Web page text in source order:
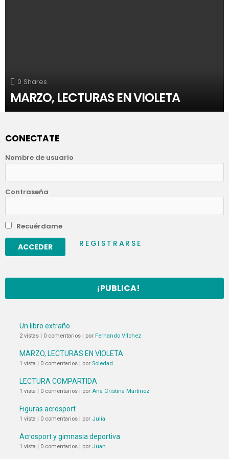
0 Shares
MARZO, LECTURAS EN VIOLETA
CONECTATE
Nombre de usuario
Contraseña
Recuérdame
REGISTRARSE
¡PUBLICA!
Un libro extraño
2 vistas 0 comentarios por Fernando Vílchez
MARZO, LECTURAS EN VIOLETA
1 vista 0 comentarios por Soledad
LECTURA COMPARTIDA
1 vista 0 comentarios por Ana Cristina Martínez
Figuras acrosport
1 vista 0 comentarios por Julia
Acrosport y gimnasia deportiva
1 vista 0 comentarios por Juan